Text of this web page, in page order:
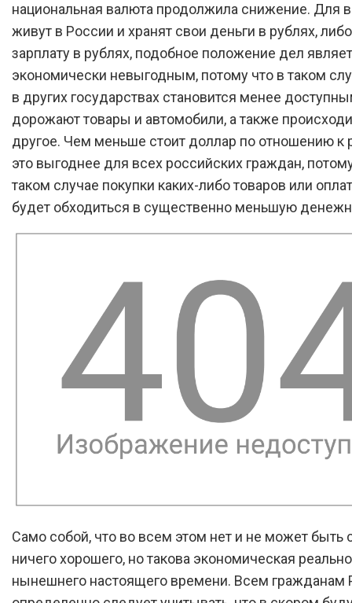
национальная валюта продолжила снижение. Для
живут в России и хранят свои деньги в рублях,
зарплату в рублях, подобное положение дел
экономически невыгодным, потому что в таком
в других государствах становится менее
дорожают товары и автомобили, а также
другое. Чем меньше стоит доллар по отношению к
это выгоднее для всех российских граждан,
таком случае покупки каких-либо товаров или
будет обходиться в существенно меньшую
Само собой, что во всем этом нет и не может быть
ничего хорошего, но такова экономическая
нынешнего настоящего времени. Всем гражданам